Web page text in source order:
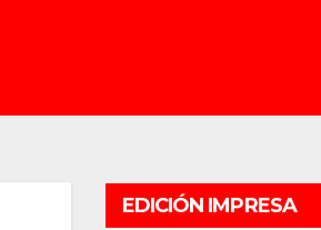
EDICIÓN IMPRESA